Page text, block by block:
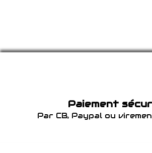
Paiement
Par CB, Paypal ou